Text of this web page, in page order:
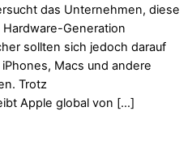
das Unternehmen, diese
Generation
sollten sich jedoch darauf
Macs und andere
Trotz
Apple global von […]